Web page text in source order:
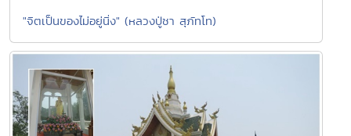
"จิตเป็นของไม่อยู่นิ่ง" (หลวงปู่ชา สุภัทโท)